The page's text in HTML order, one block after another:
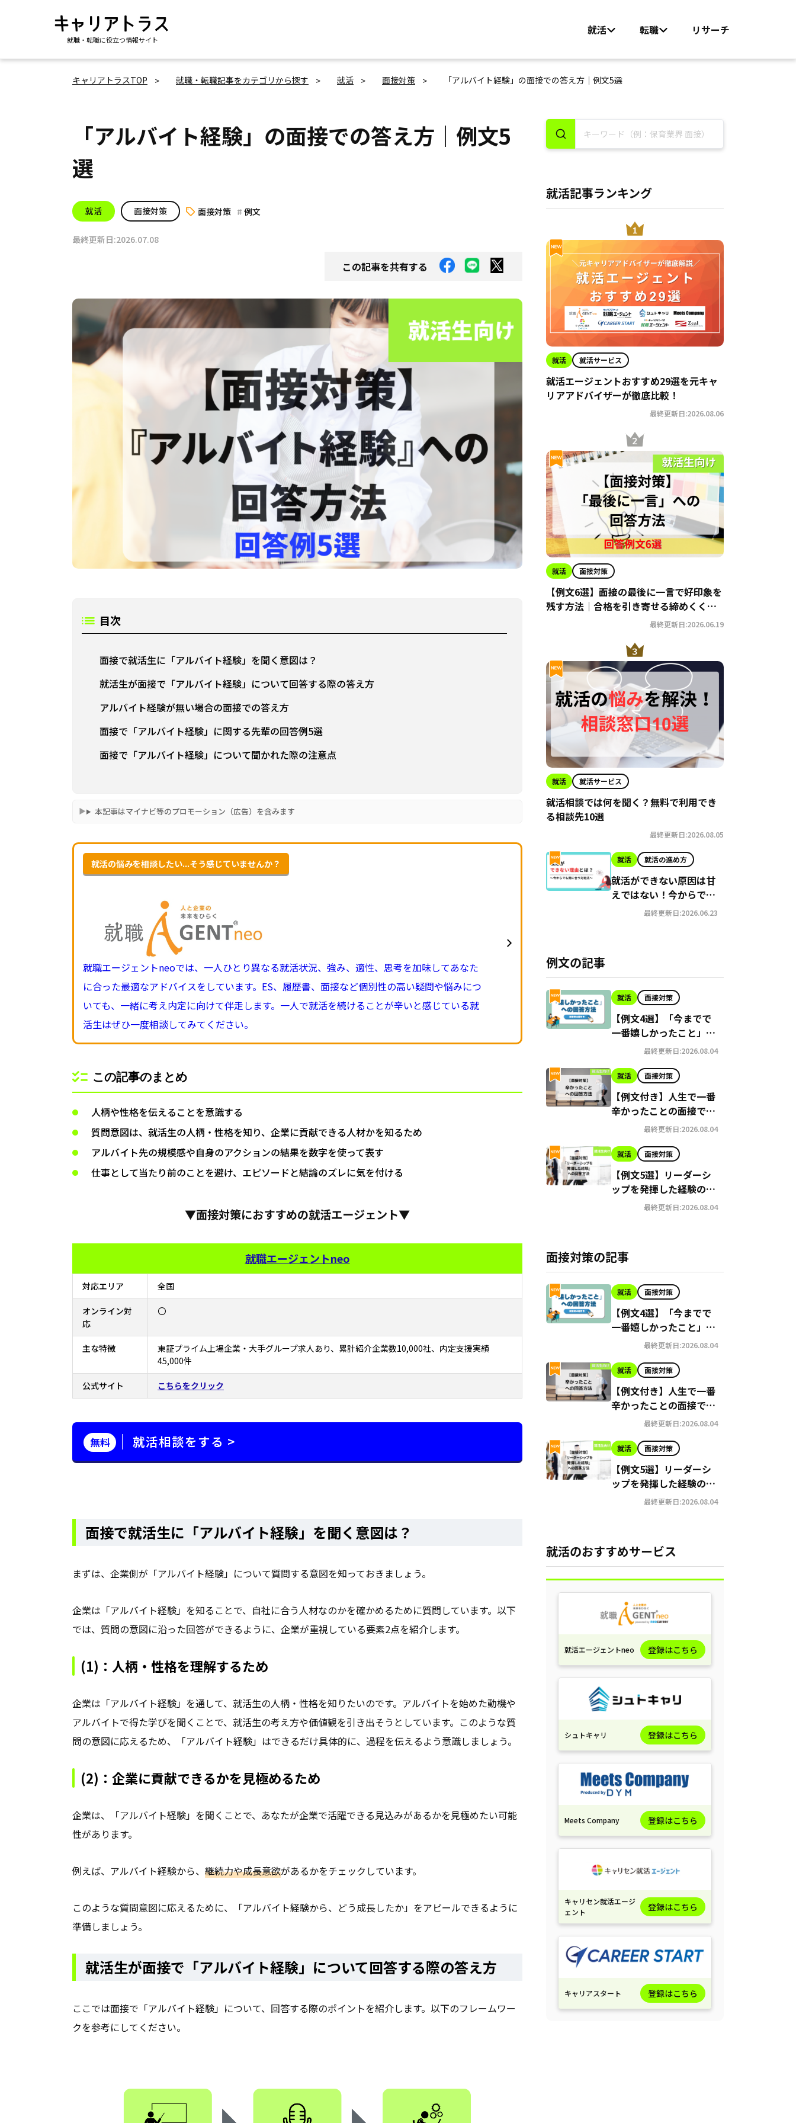
就職・転職に役立つ情報サイト
就活 転職 リサーチ
キャリアトラスTOP 就職・転職記事をカテゴリから探す 就活 面接対策 「アルバイト経験」の面接での答え方｜例文5選
「アルバイト経験」の面接での答え方｜例文5
選
就活 面接対策 面接対策 例文
最終更新日:2026.07.08
この記事を共有する
目次
面接で就活生に「アルバイト経験」を聞く意図は？
就活生が面接で「アルバイト経験」について回答する際の答え方
アルバイト経験が無い場合の面接での答え方
面接で「アルバイト経験」に関する先輩の回答例5選
面接で「アルバイト経験」について聞かれた際の注意点
本記事はマイナビ等のプロモーション（広告）を含みます
就活の悩みを相談したい...そう感じていませんか？
就職エージェントneoでは、一人ひとり異なる就活状況、強み、適性、思考を加味してあなた
に合った最適なアドバイスをしています。ES、履歴書、面接など個別性の高い疑問や悩みにつ
いても、一緒に考え内定に向けて伴走します。一人で就活を続けることが辛いと感じている就
活生はぜひ一度相談してみてください。
この記事のまとめ
人柄や性格を伝えることを意識する
質問意図は、就活生の人柄・性格を知り、企業に貢献できる人材かを知るため
アルバイト先の規模感や自身のアクションの結果を数字を使って表す
仕事として当たり前のことを避け、エピソードと結論のズレに気を付ける
▼面接対策におすすめの就活エージェント▼
就職エージェントneo
対応エリア 全国
オンライン対
応
〇
主な特徴
東証プライム上場企業・大手グループ求人あり、累計紹介企業数10,000社、内定支援実績
45,000件
公式サイト こちらをクリック
無料 就活相談をする >
面接で就活生に「アルバイト経験」を聞く意図は？
まずは、企業側が「アルバイト経験」について質問する意図を知っておきましょう。
企業は「アルバイト経験」を知ることで、自社に合う人材なのかを確かめるために質問しています。以下
では、質問の意図に沿った回答ができるように、企業が重視している要素2点を紹介します。
(1)：人柄・性格を理解するため
企業は「アルバイト経験」を通して、就活生の人柄・性格を知りたいのです。アルバイトを始めた動機や
アルバイトで得た学びを聞くことで、就活生の考え方や価値観を引き出そうとしています。このような質
問の意図に応えるため、「アルバイト経験」はできるだけ具体的に、過程を伝えるよう意識しましょう。
(2)：企業に貢献できるかを見極めるため
企業は、「アルバイト経験」を聞くことで、あなたが企業で活躍できる見込みがあるかを見極めたい可能
性があります。
例えば、アルバイト経験から、 継続力や成長意欲があるかをチェックしています。
このような質問意図に応えるために、「アルバイト経験から、どう成長したか」をアピールできるように
準備しましょう。
就活生が面接で「アルバイト経験」について回答する際の答え方
ここでは面接で「アルバイト経験」について、回答する際のポイントを紹介します。以下のフレームワー
クを参考にしてください。
就活記事ランキング
就活 就活サービス
就活エージェントおすすめ29選を元キャ
リアアドバイザーが徹底比較！
最終更新日:2026.08.06
就活 面接対策
【例文6選】面接の最後に一言で好印象を
残す方法｜合格を引き寄せる締めくくり
最終更新日:2026.06.19
就活 就活サービス
就活相談では何を聞く？無料で利用でき
る相談先10選
最終更新日:2026.08.05
就活 就活の進め方
就活ができない原因は甘
えではない！今からでも
間に合う就職への対処法
最終更新日:2026.06.23
例文の記事
就活 面接対策
【例文4選】「今までで
一番嬉しかったこと」の
面接での答え方
最終更新日:2026.08.04
就活 面接対策
【例文付き】人生で一番
辛かったことの面接での
回答方法最終更新日:2026.08.04
就活 面接対策
【例文5選】リーダーシ
ップを発揮した経験の面
接での答え方最終更新日:2026.08.04
面接対策の記事
就活 面接対策
【例文4選】「今までで
一番嬉しかったこと」の
面接での答え方
最終更新日:2026.08.04
就活 面接対策
【例文付き】人生で一番
辛かったことの面接での
回答方法最終更新日:2026.08.04
就活 面接対策
【例文5選】リーダーシ
ップを発揮した経験の面
接での答え方最終更新日:2026.08.04
就活のおすすめサービス
就活エージェントneo 登録はこちら
シュトキャリ 登録はこちら
Meets Company 登録はこちら
キャリセン就活エージ
ェント
登録はこちら
キャリアスタート 登録はこちら